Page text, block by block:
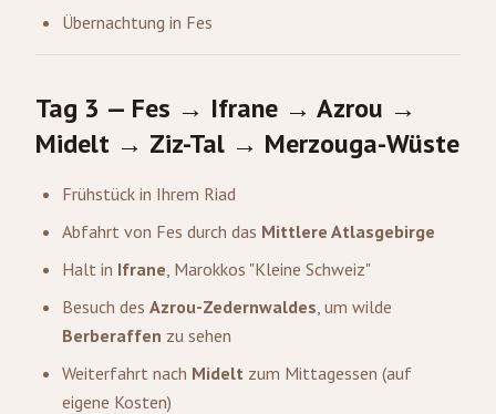
Übernachtung in Fes
Tag 3 — Fes → Ifrane → Azrou →
Midelt → Ziz-Tal → Merzouga-Wüste
Frühstück in Ihrem Riad
Abfahrt von Fes durch das Mittlere Atlasgebirge
Halt in Ifrane, Marokkos "Kleine Schweiz"
Besuch des Azrou-Zedernwaldes, um wilde
Berberaffen zu sehen
Weiterfahrt nach Midelt zum Mittagessen (auf
eigene Kosten)